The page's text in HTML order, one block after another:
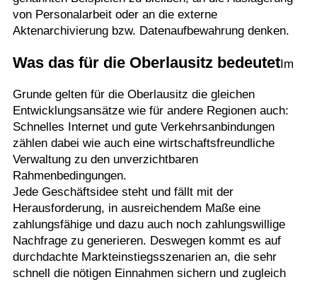
von Personalarbeit oder an die externe
Aktenarchivierung bzw. Datenaufbewahrung denken.
Was das für die Oberlausitz bedeutetIm
Grunde gelten für die Oberlausitz die gleichen
Entwicklungsansätze wie für andere Regionen auch:
Schnelles Internet und gute Verkehrsanbindungen
zählen dabei wie auch eine wirtschaftsfreundliche
Verwaltung zu den unverzichtbaren
Rahmenbedingungen.
Jede Geschäftsidee steht und fällt mit der
Herausforderung, in ausreichendem Maße eine
zahlungsfähige und dazu auch noch zahlungswillige
Nachfrage zu generieren. Deswegen kommt es auf
durchdachte Markteinstiegsszenarien an, die sehr
schnell die nötigen Einnahmen sichern und zugleich